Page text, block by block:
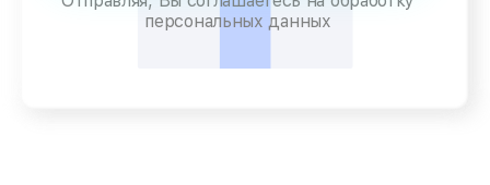
персональных данных